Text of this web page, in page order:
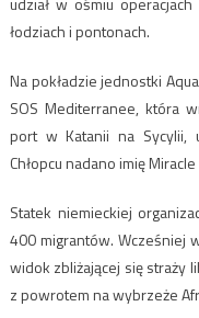
łodziach i pontonach.
Na pokładzie jednostki
SOS Mediterranee, która
port w Katanii na Sycylii,
Chłopcu nadano imię Miracle
Statek niemieckiej
400 migrantów. Wcześniej
widok zbliżającej się straży
z powrotem na wybrzeże